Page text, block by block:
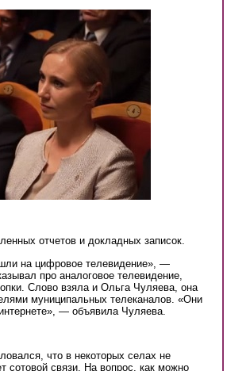
отчетов и докладных записок.
на цифровое телевидение», —
про аналоговое телевидение,
Слово взяла и Ольга Чуляева, она
муниципальных телеканалов. «Они
— объявила Чуляева.
что в некоторых селах не
сотовой связи. На вопрос, как можно